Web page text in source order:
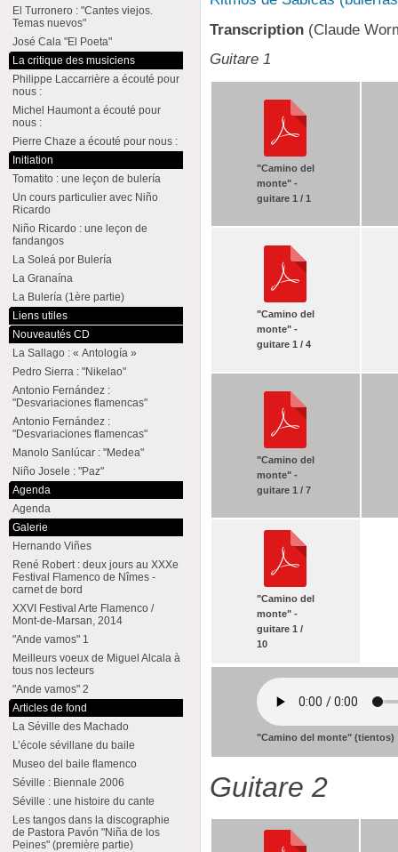
Transcription (Claude
Guitare 1
"Camino del
monte" -
guitare 1 / 1
"Camino del
monte" -
guitare 1 / 4
"Camino del
monte" -
guitare 1 / 7
"Camino del
monte" -
guitare 1 /
10
"Camino del monte" (tientos)
Guitare 2
El Turronero : "Cantes viejos.
Temas nuevos"
José Cala "El Poeta"
La critique des musiciens
Philippe Laccarrière a écouté pour
nous :
Michel Haumont a écouté pour
nous :
Pierre Chaze a écouté pour nous :
Initiation
Tomatito : une leçon de bulería
Un cours particulier avec Niño
Ricardo
Niño Ricardo : une leçon de
fandangos
La Soleá por Bulería
La Granaína
La Bulería (1ère partie)
Liens utiles
Nouveautés CD
La Sallago : « Antología »
Pedro Sierra : "Nikelao"
Antonio Fernández :
"Desvariaciones flamencas"
Antonio Fernández :
"Desvariaciones flamencas"
Manolo Sanlúcar : "Medea"
Niño Josele : "Paz"
Agenda
Agenda
Galerie
Hernando Viñes
René Robert : deux jours au XXXe
Festival Flamenco de Nîmes -
carnet de bord
XXVI Festival Arte Flamenco /
Mont-de-Marsan, 2014
"Ande vamos" 1
Meilleurs voeux de Miguel Alcala à
tous nos lecteurs
"Ande vamos" 2
Articles de fond
La Séville des Machado
L’école sévillane du baile
Museo del baile flamenco
Séville : Biennale 2006
Séville : une histoire du cante
Les tangos dans la discographie
de Pastora Pavón "Niña de los
Peines" (première partie)